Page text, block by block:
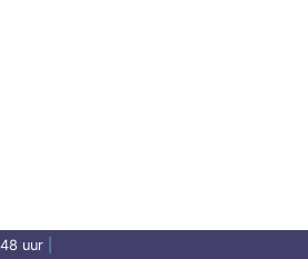
uur